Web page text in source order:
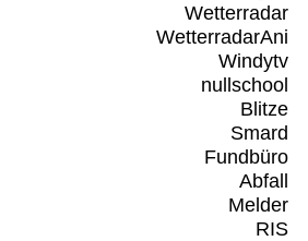
Wetterradar
WetterradarAni
Windytv
nullschool
Blitze
Smard
Fundbüro
Abfall
Melder
RIS